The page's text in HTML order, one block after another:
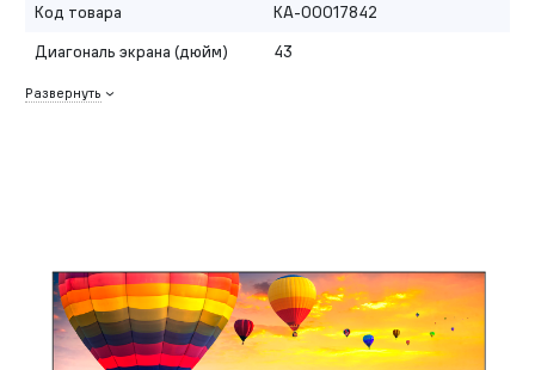
Код товара
КА-00017842
Диагональ экрана (дюйм)
43
Развернуть